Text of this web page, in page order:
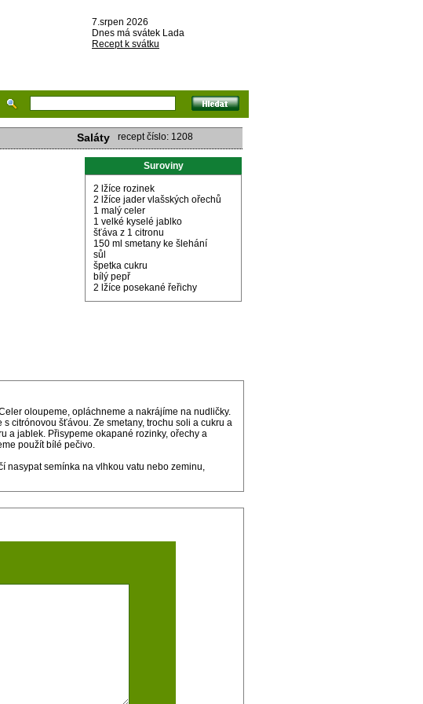
7.srpen 2026
Dnes má svátek Lada
Recept k svátku
Saláty recept číslo: 1208
Suroviny
2 lžíce rozinek
2 lžíce jader vlašských ořechů
1 malý celer
1 velké kyselé jablko
šťáva z 1 citronu
150 ml smetany ke šlehání
sůl
špetka cukru
bílý pepř
2 lžíce posekané řeřichy
oloupeme, opláchneme a nakrájíme na nudličky.
citrónovou šťávou. Ze smetany, trochu soli a cukru a
a jablek. Přisypeme okapané rozinky, ořechy a
použít bílé pečivo.
nasypat semínka na vlhkou vatu nebo zeminu,